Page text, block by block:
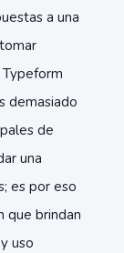
a una
demasiado
de
una
es por eso
que brindan
uso